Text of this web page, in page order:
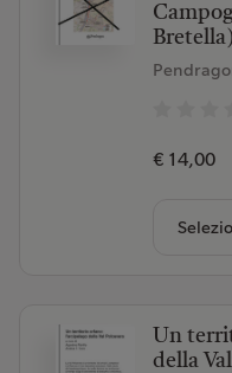
€ 14,00
Un
della